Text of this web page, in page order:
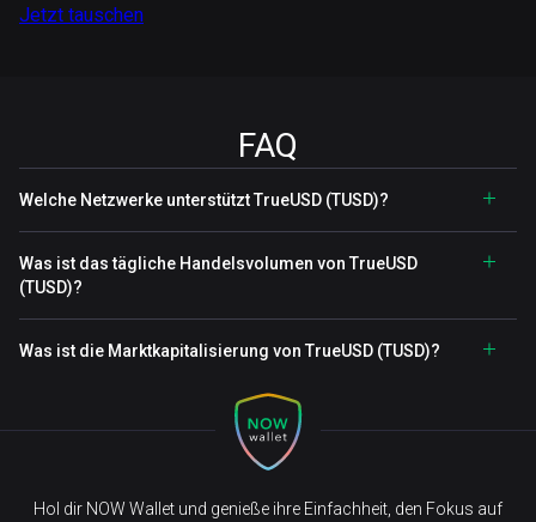
Jetzt tauschen
FAQ
Welche Netzwerke unterstützt TrueUSD (TUSD)?
Was ist das tägliche Handelsvolumen von TrueUSD
(TUSD)?
Was ist die Marktkapitalisierung von TrueUSD (TUSD)?
Hol dir NOW Wallet und genieße ihre Einfachheit, den Fokus auf